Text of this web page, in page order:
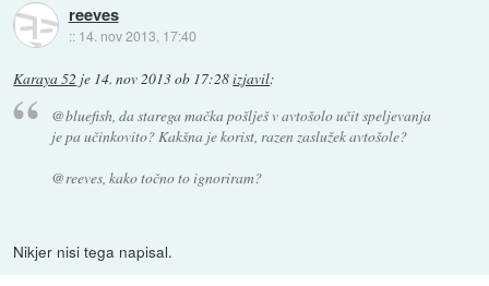
reeves
:: 14. nov 2013, 17:40
Karaya 52 je 14. nov 2013 ob 17:28izjavil:
@bluefish, da starega mačka pošlješ v avtošolo učit speljevanja
je pa učinkovito? Kakšna je korist, razen zaslužek avtošole?
@reeves, kako točno to ignoriram?
Nikjer nisi tega napisal.